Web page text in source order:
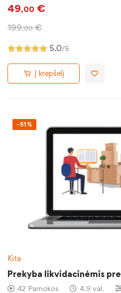
49,00 €
199,00 €
5.0/5
Į krepšelį
-51%
Kita
Prekyba likvidacinėmis
42 Pamokos 4.9 val.